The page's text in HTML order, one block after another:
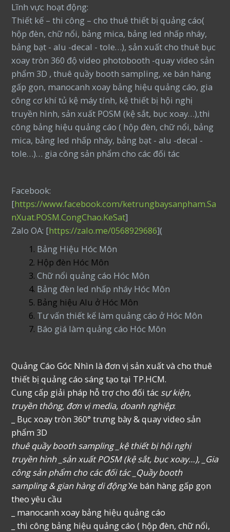
Lĩnh vực hoạt động:
Thiết kế – thi công – cho thuê thiết bị quảng cáo(
hộp đèn, chữ nổi, bảng mica, bảng led nhấp nháy,
bảng bạt - alu -decal - tole…), sản xuất cho thuê bục
xoay tròn 360 độ video photobooth -quay video sản
phẩm 3D , thuê quầy booth sampling, xe bán hàng
gấp gọn, manocanh xoay bảng hiệu quảng cáo, gia
công cơ khí tủ kệ máy tính, kệ thiết bị hội nghị
truyền hình, sản xuất POSM (kệ sắt, bục xoay…),thi
công bảng hiệu quảng cáo ( hộp đèn, chữ nổi, bảng
mica, bảng led nhấp nháy, bảng bạt - alu -decal -
tole…)… gia công sản phẩm cho các đối tác
Facebook:
[https://www.facebook.com/ketrungbaysanpham.Sa
nXuat.POSM.CongChao.KeSat]
Zalo OA: [https://zalo.me/0568929686](
Bảng Hiệu Hóc Môn
Hộp đèn Hóc Môn
Chữ nổi quảng cáo Hóc Môn
Bảng đèn led nhấp nháy Hóc Môn
Bảng hiệu Alu ở Hóc Môn
Tư vấn thiết kế làm quảng cáo ở Hóc Môn
Báo giá làm quảng cáo Hóc Môn
Quảng Cáo Góc Nhìn là đơn vị sản xuất và cho thuê
thiết bị quảng cáo sáng tạo tại TP.HCM.
Cung cấp giải pháp hỗ trợ cho đối tác sự kiện,
truyền thông, đơn vị media, doanh nghiệp:
_ Bục xoay tròn 360° trưng bày & quay video sản
phẩm 3D
thuê quầy booth sampling _kệ thiết bị hội nghị
truyền hình _sản xuất POSM (kệ sắt, bục xoay…), _Gia
công sản phẩm cho các đối tác _Quầy booth
sampling & gian hàng di độngXe bán hàng gấp gọn
theo yêu cầu
_ manocanh xoay bảng hiệu quảng cáo
_ thi công bảng hiệu quảng cáo ( hộp đèn, chữ nổi,